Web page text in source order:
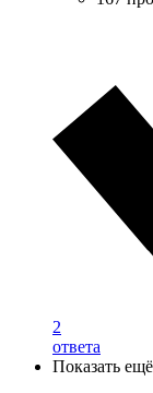
2
ответа
Показать ещё